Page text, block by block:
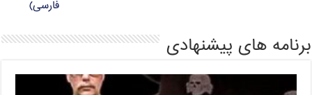
فارسی)
برنامه های پیشنهادی